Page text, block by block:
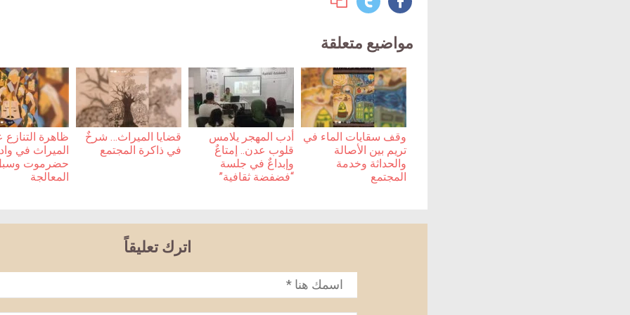
مواضيع متعلقة
وقف سقايات الماء في
تريم بين الأصالة
والحداثة وخدمة
المجتمع
أدب المهجر يلامس
قلوب عدن.. إمتاعٌ
وإبداعٌ في جلسة
“فضفضة ثقافية”
قضايا الميراث… شرخٌ
في ذاكرة المجتمع
ظاهرة التنازع
الميراث في
حضرموت
المعالجة
اترك تعليقاً
الاسم*